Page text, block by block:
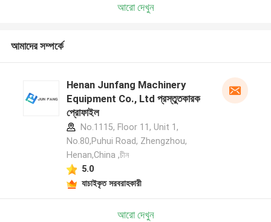
আরো দেখুন
আমাদের সম্পর্কে
Henan Junfang Machinery
Equipment Co., Ltd প্রস্তুতকারক
প্রোফাইল
No.1115, Floor 11, Unit 1,
No.80,Puhui Road, Zhengzhou,
Henan,China ,চীন
5.0
যাচাইকৃত সরবরাহকারী
আরো দেখুন